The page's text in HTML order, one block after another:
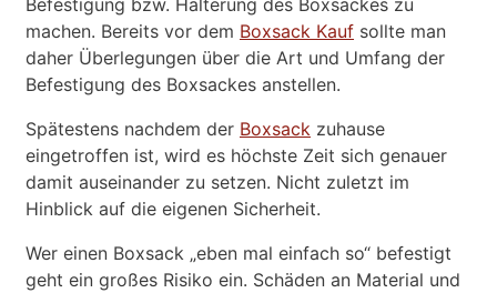
machen. Bereits vor dem Boxsack Kauf sollte man
daher Überlegungen über die Art und Umfang der
Befestigung des Boxsackes anstellen.
Spätestens nachdem der Boxsack zuhause
eingetroffen ist, wird es höchste Zeit sich genauer
damit auseinander zu setzen. Nicht zuletzt im
Hinblick auf die eigenen Sicherheit.
Wer einen Boxsack „eben mal einfach so“ befestigt
geht ein großes Risiko ein. Schäden an Material und